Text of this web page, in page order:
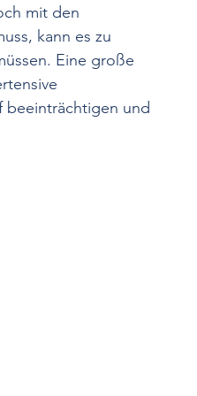
Nicht-medikamentöse Therapie
mit den
kann es zu
Eine große
beeinträchtigen und